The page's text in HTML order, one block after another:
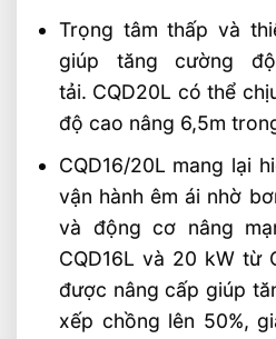
Trọng tâm thấp và
giúp tăng cường
tải. CQD20L có thể
độ cao nâng 6,5m
CQD16/20L mang lại
vận hành êm ái nhờ
và động cơ nâng
CQD16L và 20 kW từ
được nâng cấp giúp
xếp chồng lên 50%,